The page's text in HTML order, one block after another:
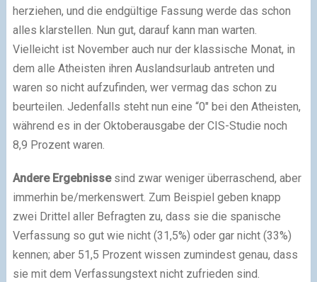
herziehen, und die endgültige Fassung werde das schon
alles klarstellen. Nun gut, darauf kann man warten.
Vielleicht ist November auch nur der klassische Monat, in
dem alle Atheisten ihren Auslandsurlaub antreten und
waren so nicht aufzufinden, wer vermag das schon zu
beurteilen. Jedenfalls steht nun eine “0″ bei den Atheisten,
während es in der Oktoberausgabe der CIS-Studie noch
8,9 Prozent waren.
Andere Ergebnissesind zwar weniger überraschend, aber
immerhin be/merkenswert. Zum Beispiel geben knapp
zwei Drittel aller Befragten zu, dass sie die spanische
Verfassung so gut wie nicht (31,5%) oder gar nicht (33%)
kennen; aber 51,5 Prozent wissen zumindest genau, dass
sie mit dem Verfassungstext nicht zufrieden sind.